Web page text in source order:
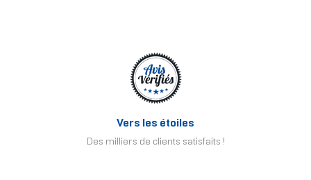
Vers les étoiles
Des milliers de clients satisfaits !